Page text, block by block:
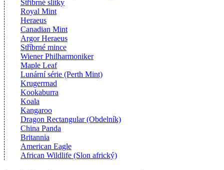
Stříbrné slitky
Royal Mint
Heraeus
Canadian Mint
Argor Heraeus
Stříbrné mince
Wiener Philharmoniker
Maple Leaf
Lunární série (Perth Mint)
Krugerrnad
Kookaburra
Koala
Kangaroo
Dragon Rectangular (Obdelník)
China Panda
Britannia
American Eagle
African Wildlife (Slon africký)